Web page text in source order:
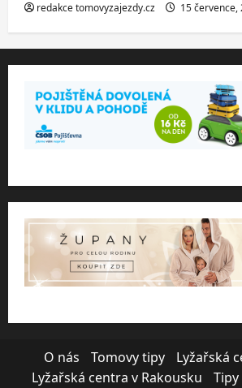
redakce tomovyzajezdy.cz 15 července,
O nás Tomovy tipy
Lyžařská
Lyžařská centra v Rakousku
Tipy